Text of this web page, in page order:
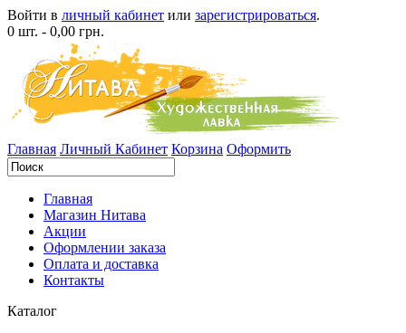
Войти в личный кабинет или зарегистрироваться.
0 шт. - 0,00 грн.
Главная Личный Кабинет Корзина Оформить
Главная
Магазин Нитава
Акции
Оформлении заказа
Оплата и доставка
Контакты
Каталог